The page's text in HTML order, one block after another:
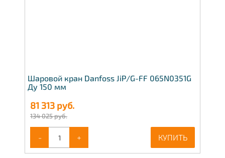
Шаровой кран Danfoss JiP/G-FF 065N0351G
Ду 150 мм
81 313 руб.
134 025 руб.
- + КУПИТЬ